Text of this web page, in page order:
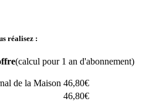
réalisez :
(calcul pour 1 an d'abonnement)
de la Maison 46,80€
46,80€